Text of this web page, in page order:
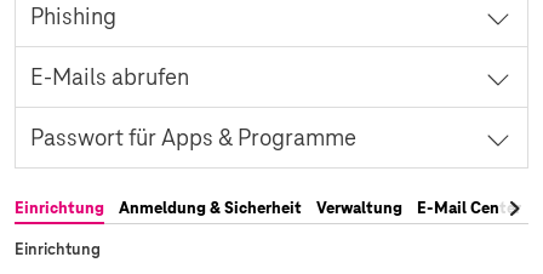
Phishing
Phishing-Attacken auf Websites und in E-Mails erkennen und sich
E-Mails abrufen
So gelangen Sie mit Ihrem Computer an Ihre E-Mails.
Passwort für Apps & Programme
Passwort verwalten
Einrichtung Anmeldung & Sicherheit Verwaltung E-Mail Center
Einrichtung